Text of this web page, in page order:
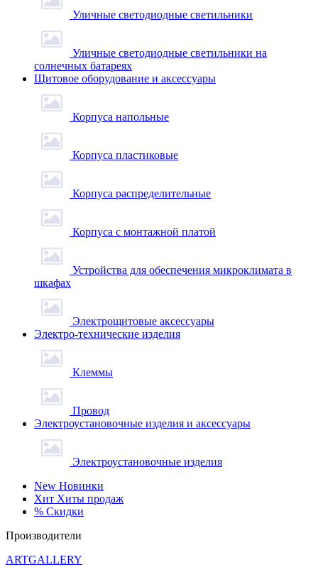
Уличные светодиодные светильники
Уличные светодиодные светильники на
солнечных батареях
Щитовое оборудование и аксессуары
Корпуса напольные
Корпуса пластиковые
Корпуса распределительные
Корпуса с монтажной платой
Устройства для обеспечения микроклимата в
шкафах
Электрощитовые аксессуары
Электро-технические изделия
Клеммы
Провод
Электроустановочные изделия и аксессуары
Электроустановочные изделия
New Новинки
Хит Хиты продаж
% Скидки
Производители
ARTGALLERY